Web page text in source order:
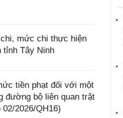
mức chi thực hiện
tỉnh Tây Ninh
tiền phạt đối với một
đường bộ liên quan trật
2026/QH16)